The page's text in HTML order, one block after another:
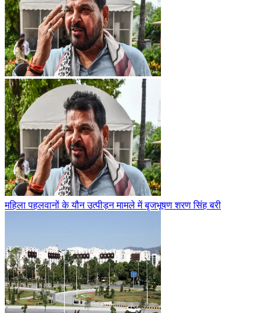
महिला पहलवानों के यौन उत्पीड़न मामले में बृजभूषण शरण सिंह बरी